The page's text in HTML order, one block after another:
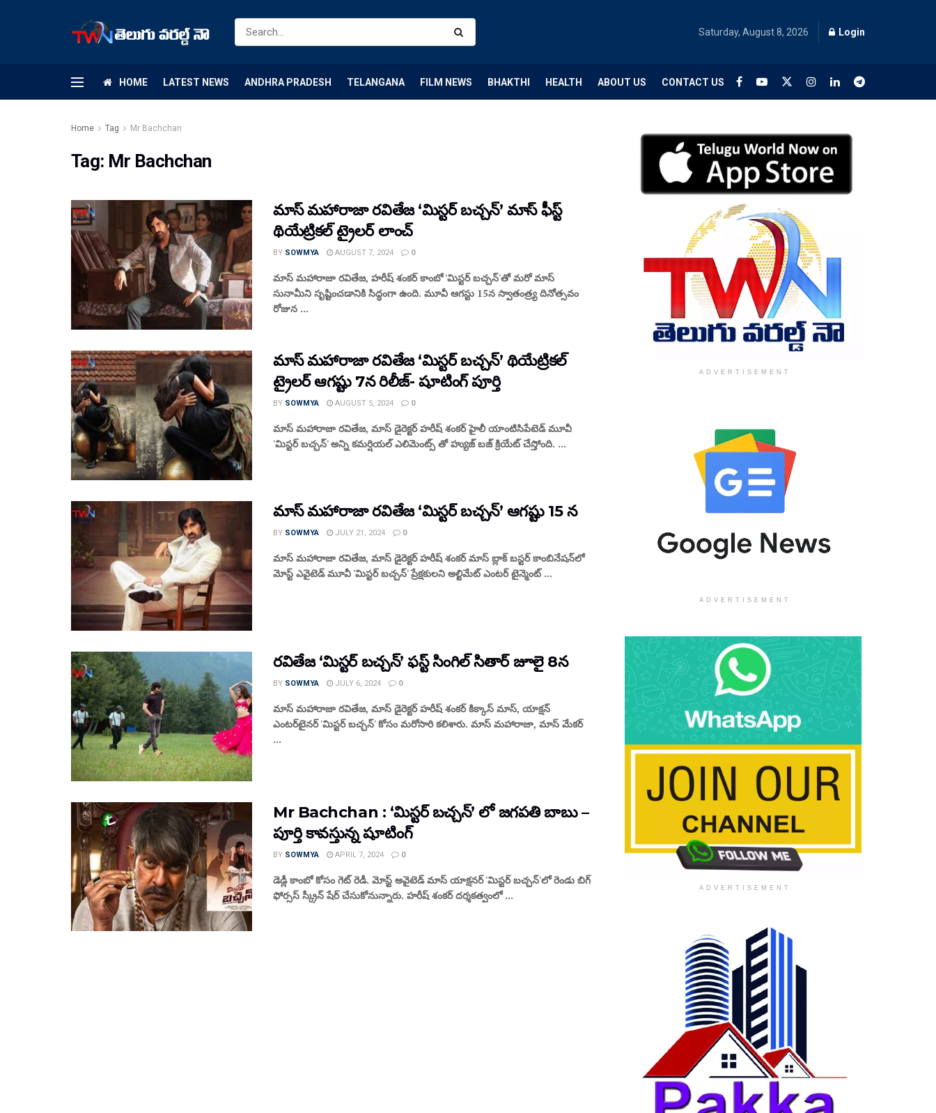
Saturday, August 8, 2026 Login
HOME LATEST NEWS ANDHRA PRADESH TELANGANA FILM NEWS BHAKTHI HEALTH ABOUT US CONTACT US
Home Tag Mr Bachchan
Tag: Mr Bachchan
మాస్ మహారాజా రవితేజ ‘మిస్టర్ బచ్చన్’ మాస్ ఫీస్ట్
థియేట్రికల్ ట్రైలర్ లాంచ్
BY SOWMYA AUGUST 7, 2024 0
మాస్ మహారాజా రవితేజ, హరీష్ శంకర్ కాంబో 'మిస్టర్ బచ్చన్‌'తో మరో మాస్
సునామీని సృష్టించడానికి సిద్ధంగా ఉంది. మూవీ ఆగస్టు 15న స్వాతంత్ర్య దినోత్సవం
రోజున ...
మాస్ మహారాజా రవితేజ ‘మిస్టర్ బచ్చన్’ థియేట్రికల్
ట్రైలర్ ఆగష్టు 7న రిలీజ్- షూటింగ్ పూర్తి
BY SOWMYA AUGUST 5, 2024 0
మాస్ మహారాజా రవితేజ, మాస్ డైరెక్టర్ హరీష్ శంకర్ హైలీ యాంటిసిపేటెడ్ మూవీ
'మిస్టర్ బచ్చన్' అన్ని కమర్షియల్ ఎలిమెంట్స్ తో హ్యుజ్ బజ్ క్రియేట్ చేస్తోంది. ...
మాస్ మహారాజా రవితేజ ‘మిస్టర్ బచ్చన్’ ఆగష్టు 15 న
BY SOWMYA JULY 21, 2024 0
మాస్ మహారాజా రవితేజ, మాస్ డైరెక్టర్ హరీష్ శంకర్ మాస్ బ్లాక్ బస్టర్ కాంబినేషన్‌లో
మోస్ట్ ఎవైటెడ్ మూవీ 'మిస్టర్ బచ్చన్' ప్రేక్షకులని అల్టిమేట్ ఎంటర్ టైన్మెంట్ ...
రవితేజ ‘మిస్టర్ బచ్చన్’ ఫస్ట్ సింగిల్ సితార్ జూలై 8న
BY SOWMYA JULY 6, 2024 0
మాస్ మహారాజా రవితేజ, మాస్ డైరెక్టర్ హరీష్ శంకర్ కిక్కాస్ మాస్, యాక్షన్
ఎంటర్‌టైనర్ 'మిస్టర్ బచ్చన్' కోసం మరోసారి కలిశారు. మాస్ మహారాజా, మాస్ మేకర్
...
Mr Bachchan : ‘మిస్టర్ బచ్చన్’ లో జగపతి బాబు –
పూర్తి కావస్తున్న షూటింగ్
BY SOWMYA APRIL 7, 2024 0
డెడ్లీ కాంబో కోసం గెట్ రెడీ. మోస్ట్ అవైటెడ్ మాస్ యాక్షనర్ 'మిస్టర్ బచ్చన్‌'లో రెండు బిగ్
ఫోర్సస్ స్క్రీన్ షేర్ చేసుకోనున్నారు. హరీష్ శంకర్ దర్శకత్వంలో ...
ADVERTISEMENT
ADVERTISEMENT
ADVERTISEMENT